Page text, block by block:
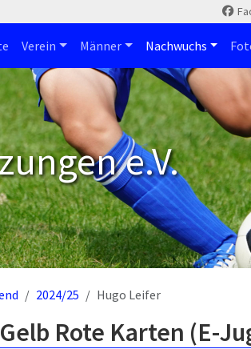
Verein Männer Nachwuchs
e.V.
2024/25 Hugo Leifer
Rote Karten (E-